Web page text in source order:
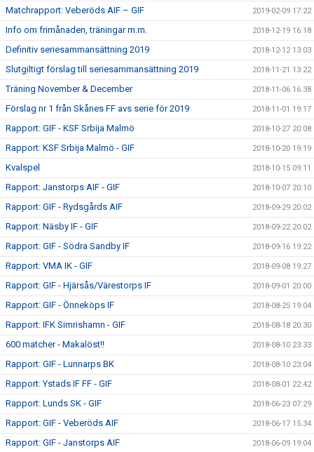
Matchrapport: Veberöds AIF – GIF 2019-02-09 17:22
Info om frimånaden, träningar m.m. 2018-12-19 16:18
Definitiv seriesammansättning 2019 2018-12-12 13:03
Slutgiltigt förslag till seriesammansättning 2019 2018-11-21 13:22
Träning November & December 2018-11-06 16:38
Förslag nr 1 från Skånes FF avs serie för 2019 2018-11-01 19:17
Rapport: GIF - KSF Srbija Malmö 2018-10-27 20:08
Rapport: KSF Srbija Malmö - GIF 2018-10-20 19:19
Kvalspel 2018-10-15 09:11
Rapport: Janstorps AIF - GIF 2018-10-07 20:10
Rapport: GIF - Rydsgårds AIF 2018-09-29 20:02
Rapport: Näsby IF - GIF 2018-09-22 20:02
Rapport: GIF - Södra Sandby IF 2018-09-16 19:22
Rapport: VMA IK - GIF 2018-09-08 19:27
Rapport: GIF - Hjärsås/Värestorps IF 2018-09-01 20:00
Rapport: GIF - Önneköps IF 2018-08-25 19:04
Rapport: IFK Simrishamn - GIF 2018-08-18 20:30
600 matcher - Makalöst!! 2018-08-10 23:33
Rapport: GIF - Lunnarps BK 2018-08-10 23:04
Rapport: Ystads IF FF - GIF 2018-08-01 22:42
Rapport: Lunds SK - GIF 2018-06-23 07:29
Rapport: GIF - Veberöds AIF 2018-06-17 15:34
Rapport: GIF - Janstorps AIF 2018-06-09 19:04